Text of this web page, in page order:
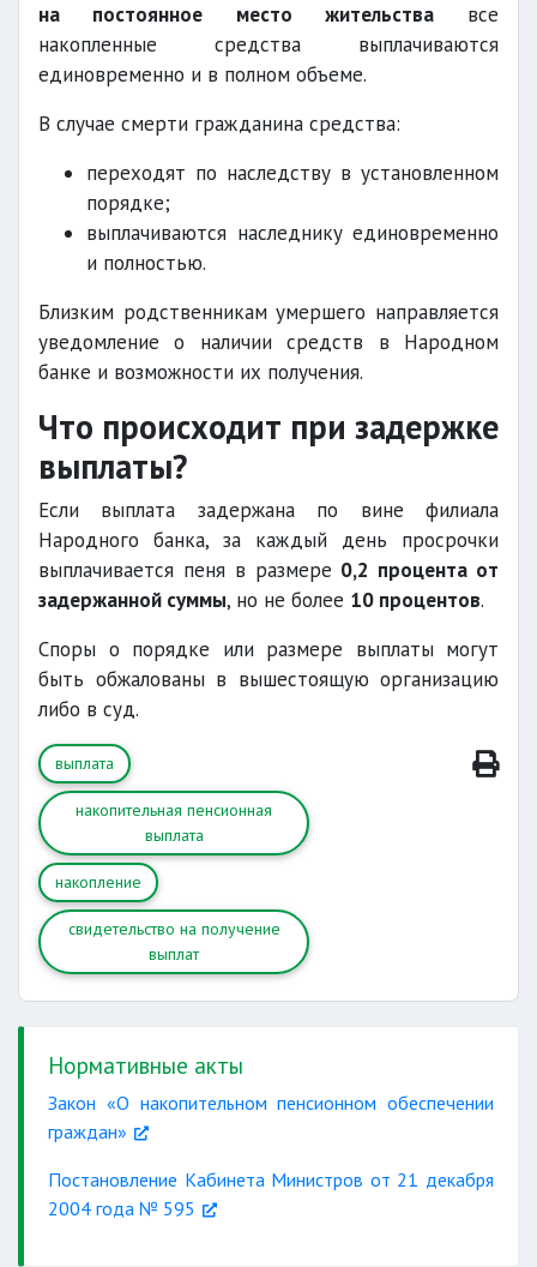
на постоянное место жительствавсе
накопленные средства выплачиваются
единовременно и в полном объеме.
В случае смерти гражданина средства:
переходят по наследству в установленном
порядке;
выплачиваются наследнику единовременно
и полностью.
Близким родственникам умершего направляется
уведомление о наличии средств в Народном
банке и возможности их получения.
Что происходит при задержке
выплаты?
Если выплата задержана по вине филиала
Народного банка, за каждый день просрочки
выплачивается пеня в размере 0,2 процента от
задержанной суммы, но не более 10 процентов.
Споры о порядке или размере выплаты могут
быть обжалованы в вышестоящую организацию
либо в суд.
выплата
накопительная пенсионная
выплата
накопление
свидетельство на получение
выплат
Нормативные акты
Закон «О накопительном пенсионном обеспечении
граждан»
Постановление Кабинета Министров от 21 декабря
2004 года № 595